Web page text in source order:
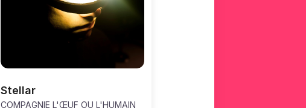
Stellar
COMPAGNIE L'ŒUF OU L'HUMAIN